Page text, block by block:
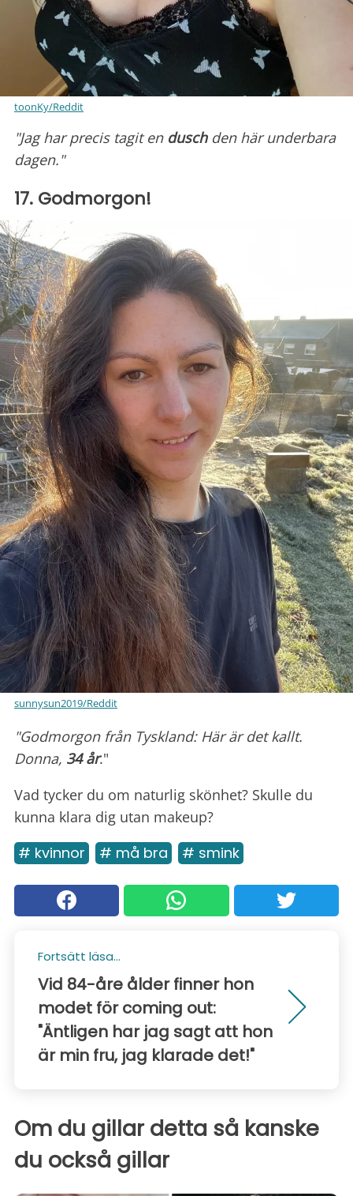
toonKy/Reddit
"Jag har precis tagit en duschden här underbara
dagen."
17. Godmorgon!
sunnysun2019/Reddit
"Godmorgon från Tyskland: Här är det kallt.
Donna, 34 år."
Vad tycker du om naturlig skönhet? Skulle du
kunna klara dig utan makeup?
# kvinnor # må bra # smink
Fortsätt läsa...
Vid 84-åre ålder finner hon
modet för coming out:
"Äntligen har jag sagt att hon
är min fru, jag klarade det!"
Om du gillar detta så kanske
du också gillar